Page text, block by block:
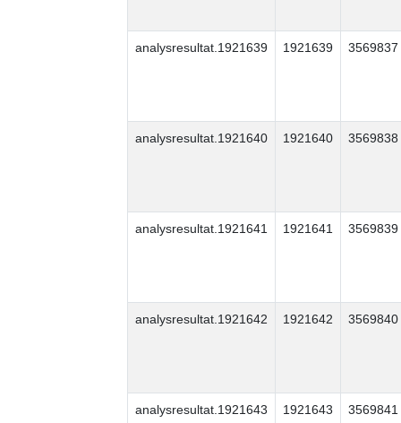
analysresultat.1921639 1921639 3569837
analysresultat.1921640 1921640 3569838
analysresultat.1921641 1921641 3569839
analysresultat.1921642 1921642 3569840
analysresultat.1921643 1921643 3569841